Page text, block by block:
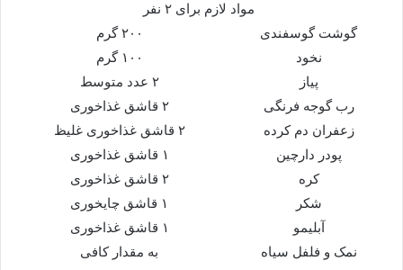
مواد لازم برای ۲ نفر
گوشت گوسفندی
۲۰۰ گرم
نخود
۱۰۰ گرم
پیاز
۲ عدد متوسط
رب گوجه فرنگی
۲ قاشق غذاخوری
زعفران دم کرده
۲ قاشق غذاخوری غلیظ
پودر دارچین
۱ قاشق غذاخوری
کره
۲ قاشق غذاخوری
شکر
۱ قاشق چایخوری
آبلیمو
۱ قاشق غذاخوری
نمک و فلفل سیاه
به مقدار کافی